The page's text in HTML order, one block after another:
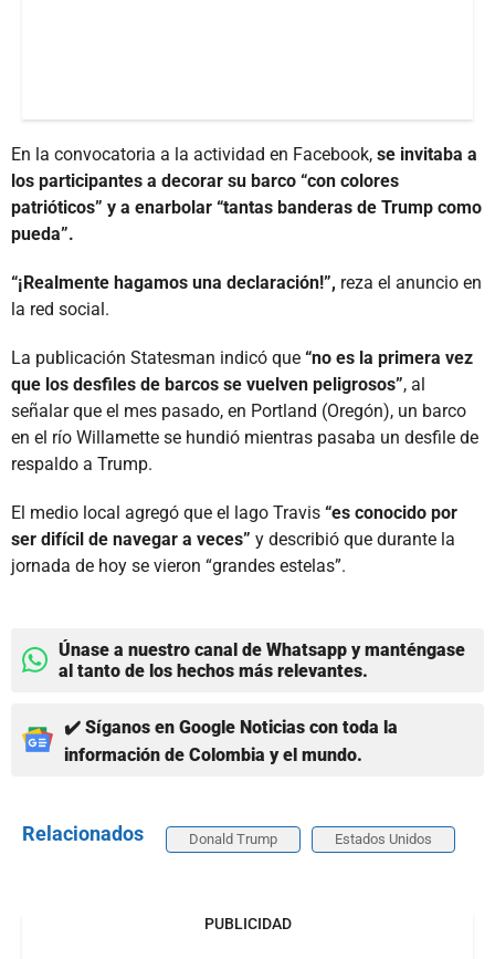
En la convocatoria a la actividad en Facebook, se invitaba a
los participantes a decorar su barco “con colores
patrióticos” y a enarbolar “tantas banderas de Trump como
pueda”.
“¡Realmente hagamos una declaración!”, reza el anuncio en
la red social.
La publicación Statesman indicó que “no es la primera vez
que los desfiles de barcos se vuelven peligrosos”, al
señalar que el mes pasado, en Portland (Oregón), un barco
en el río Willamette se hundió mientras pasaba un desfile de
respaldo a Trump.
El medio local agregó que el lago Travis “es conocido por
ser difícil de navegar a veces” y describió que durante la
jornada de hoy se vieron “grandes estelas”.
Únase a nuestro canal de Whatsapp y manténgase
al tanto de los hechos más relevantes.
✔️ Síganos en Google Noticias con toda la
información de Colombia y el mundo.
Relacionados Donald Trump Estados Unidos
PUBLICIDAD